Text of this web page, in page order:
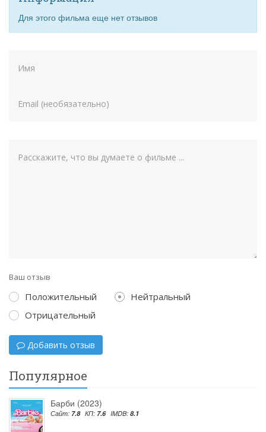
Для этого фильма еще нет отзывов
Ваш отзыв
Положительный
Нейтральный
Отрицательный
Добавить отзыв
Популярное
Барби (2023)
Сайт: 7.8 КП: 7.6 IMDB: 8.1